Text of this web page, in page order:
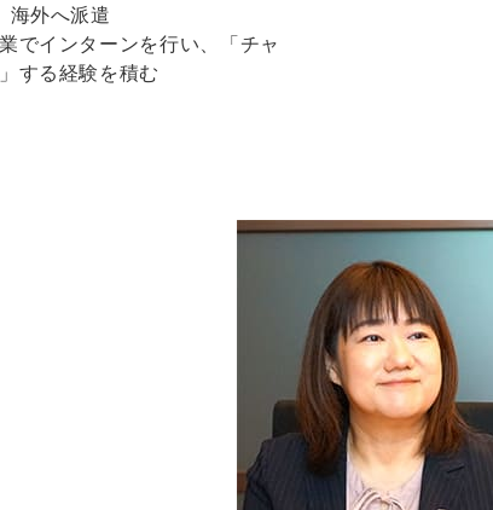
海外へ派遣
でインターンを行い、「チャ
する経験を積む